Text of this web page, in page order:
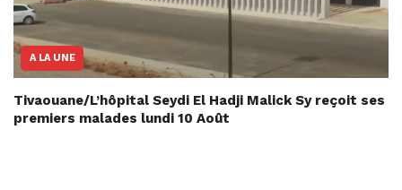
A LA UNE
Tivaouane/L’hôpital Seydi El Hadji Malick Sy reçoit ses
premiers malades lundi 10 Août